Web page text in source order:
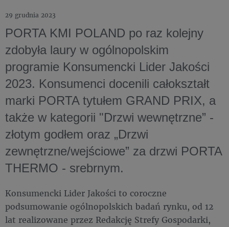
29 grudnia 2023
PORTA KMI POLAND po raz kolejny
zdobyła laury w ogólnopolskim
programie Konsumencki Lider Jakości
2023. Konsumenci docenili całokształt
marki PORTA tytułem GRAND PRIX, a
także w kategorii "Drzwi wewnętrzne” -
złotym godłem oraz „Drzwi
zewnętrzne/wejściowe” za drzwi PORTA
THERMO - srebrnym.
Konsumencki Lider Jakości to coroczne
podsumowanie ogólnopolskich badań rynku, od 12
lat realizowane przez Redakcję Strefy Gospodarki,